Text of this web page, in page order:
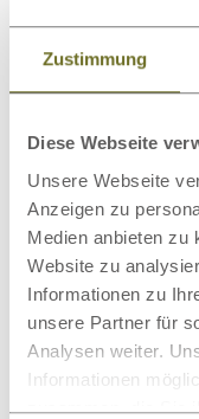
Zustimmung
Diese Webseite
Unsere Webseite
Anzeigen zu
Medien anbieten zu
Website zu
Informationen zu
unsere Partner für
Analysen weiter.
Informationen
zusammen, die Sie
Bettwäsche
Dieses
Schreiben Sie Ihre